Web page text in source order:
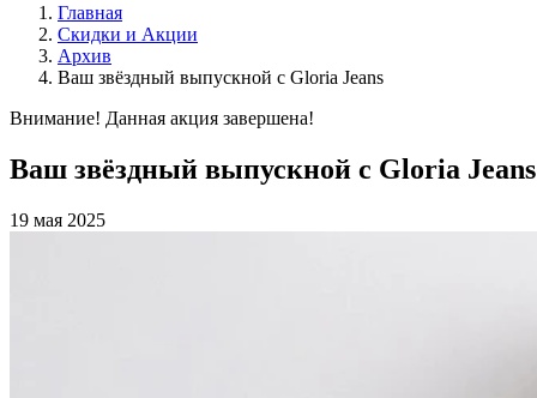
Главная
Скидки и Акции
Архив
Ваш звёздный выпускной с Gloria Jeans
Внимание! Данная акция завершена!
Ваш звёздный выпускной с Gloria Jeans
19 мая 2025